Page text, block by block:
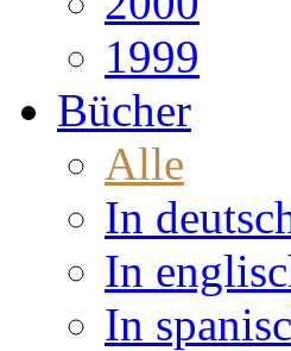
1999
Bücher
Alle
In
In
In